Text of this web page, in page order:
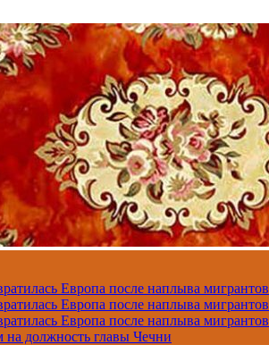
Европа после наплыва мигрантов
Европа после наплыва мигрантов
Европа после наплыва мигрантов
на должность главы Чечни